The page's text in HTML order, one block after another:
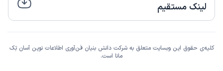
لینک مستقیم
کلیه‌ی حقوق این وبسایت متعلق به شرکت دانش بنیان فن‌آوری اطلاعات نوین آسان تِک
مانا است.